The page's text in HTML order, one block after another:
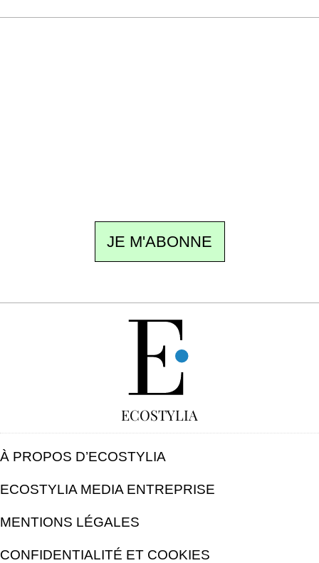
JE M'ABONNE
ECOSTYLIA
À PROPOS D’ECOSTYLIA
ECOSTYLIA MEDIA ENTREPRISE
MENTIONS LÉGALES
CONFIDENTIALITÉ ET COOKIES